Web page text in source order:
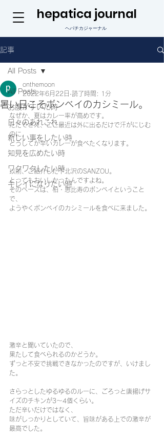
hepatica journal
ヘパチカジャーナル
記事
All Posts
お腹がすいた時
日々のあれこれ
新しい事をしたい時
知見を広めたい時
ワクワクしたい時
キレイになりたい時
All Posts
暑い日こそボンベイのカシミール。
onthemoon
2022年6月22日 読了時間: 1分
なぜか、夏はカレー率が高めです。
ただでさえ、ここ最近は外に出るだけで汗がにじむ
のに、
どうしてか辛いカレーが食べたくなります。
以前、ご紹介した下北沢のSANZOU。
とってもおいしかったんですよね。
そのベースは、柏・恵比寿のボンベイということ
で、
ようやくボンベイのカシミールを食べに来ました。
激辛と聞いていたので、
果たして食べられるのかどうか。
ずっと不安で挑戦できなかったのですが、いけまし
た。
さらっとしたゆるゆるのルーに、ごろっと唐揚げサ
イズのチキンが3〜4個くらい。
ただ辛いだけではなく、
味がしっかりとしていて、旨味がある上での激辛が
最高でした。